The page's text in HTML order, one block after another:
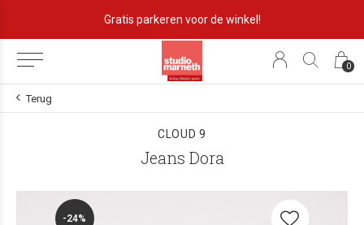
0
Gratis parkeren voor de winkel!
Terug
CLOUD 9
Jeans Dora
-24%